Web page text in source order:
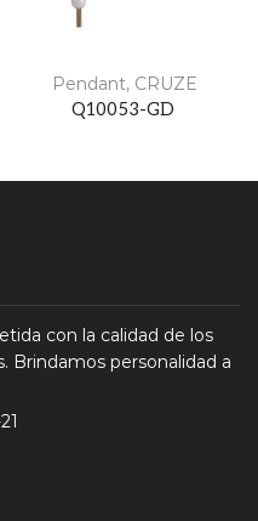
Pendant, CRUZE
Q10053-GD
con la calidad de los
Brindamos personalidad a